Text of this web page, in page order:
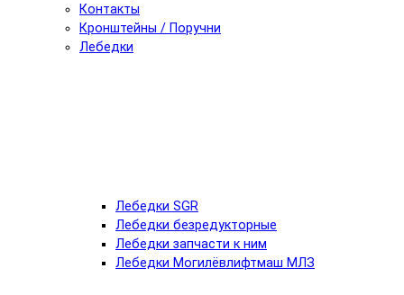
Контакты
Кронштейны / Поручни
Лебедки
Лебедки SGR
Лебедки безредукторные
Лебедки запчасти к ним
Лебедки Могилёвлифтмаш МЛЗ